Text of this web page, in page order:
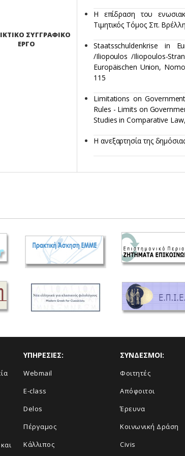
ΣΥΓΓΡΑΦΙΚΟ
ΕΡΓΟ
Η επίδραση του
Τιμητικός Τόμος Σπ.
Staatsschuldenkrise in
/Iliopoulos /Iliopoulos-
Europäischen Union,
115
Limitations on
Rules - Limits on
Studies in Comparative
Η ανεξαρτησία της
ΥΠΗΡΕΣΙΕΣ:
Webmail
E-class
Delos
Πέργαμος
Κάλλιπος
ΣΥΝΔΕΣΜΟΙ:
Φοιτητές
Απόφοιτοι
Έρευνα
Κοινωνική Δράση
Civis